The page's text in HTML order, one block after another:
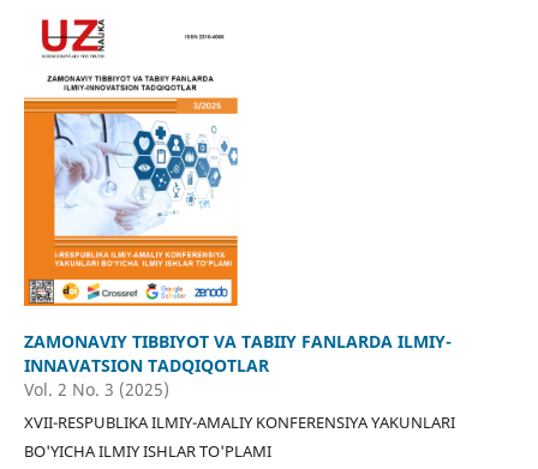
ZAMONAVIY TIBBIYOT VA TABIIY FANLARDA ILMIY-
INNAVATSION TADQIQOTLAR
Vol. 2 No. 3 (2025)
XVII-RESPUBLIKA ILMIY-AMALIY KONFERENSIYA YAKUNLARI
BO'YICHA ILMIY ISHLAR TO'PLAMI